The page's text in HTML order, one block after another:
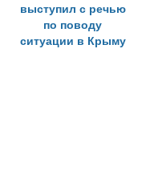
выступил с речью
по поводу
ситуации в Крыму